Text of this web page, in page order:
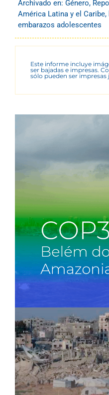
Archivado en: Género,
América Latina y el Caribe,
embarazos adolescentes
Este informe incluye
ser bajadas e impresas.
sólo pueden ser